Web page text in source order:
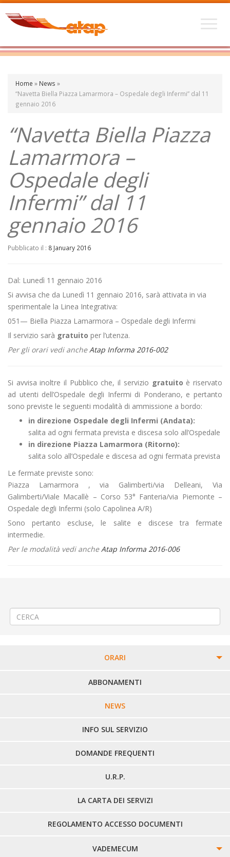
Home » News »
“Navetta Biella Piazza Lamarmora – Ospedale degli Infermi” dal 11
gennaio 2016
“Navetta Biella Piazza
Lamarmora –
Ospedale degli
Infermi” dal 11
gennaio 2016
Pubblicato il : 8 January 2016
Dal: Lunedì 11 gennaio 2016
Si avvisa che da Lunedì 11 gennaio 2016, sarà attivata in via
sperimentale la Linea Integrativa:
051— Biella Piazza Lamarmora – Ospedale degli Infermi
Il servizio sarà gratuito per l’utenza.
Per gli orari vedi ancheAtap Informa 2016-002
Si avvisa inoltre il Pubblico che, il servizio gratuito è riservato
ad utenti dell’Ospedale degli Infermi di Ponderano, e pertanto
sono previste le seguenti modalità di ammissione a bordo:
in direzione Ospedale degli Infermi (Andata):
salita ad ogni fermata prevista e discesa solo all’Ospedale
in direzione Piazza Lamarmora (Ritorno):
salita solo all’Ospedale e discesa ad ogni fermata prevista
Le fermate previste sono:
Piazza Lamarmora , via Galimberti/via Delleani, Via
Galimberti/Viale Macallè – Corso 53° Fanteria/via Piemonte –
Ospedale degli Infermi (solo Capolinea A/R)
Sono pertanto escluse, le salite e discese tra fermate
intermedie.
Per le modalità vedi ancheAtap Informa 2016-006
ORARI
PERCORSI URBANI IN BIELLA
LINEE URBANE VERCELLI
LINEE EXTRAURBANE
ABBONAMENTI
NEWS
INFO SUL SERVIZIO
DOMANDE FREQUENTI
U.R.P.
LA CARTA DEI SERVIZI
REGOLAMENTO ACCESSO DOCUMENTI
VADEMECUM